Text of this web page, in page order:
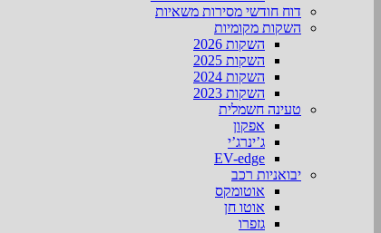
דוח חודשי מסירות משאיות
השקות מקומיות
השקות 2026
השקות 2025
השקות 2024
השקות 2023
טעינה חשמלית
אפקון
ג’ינרג’י
EV-edge
יבואניות רכב
אוטומקס
אוטו חן
גזפרו